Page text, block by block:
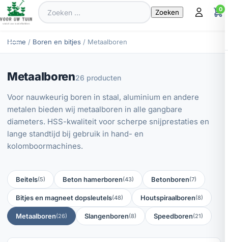
Zoeken
naar:
0
Home / Boren en bitjes / Metaalboren
Metaalboren26 producten
Voor nauwkeurig boren in staal, aluminium en andere
metalen bieden wij metaalboren in alle gangbare
diameters. HSS-kwaliteit voor scherpe snijprestaties en
lange standtijd bij gebruik in hand- en
kolomboormachines.
Beitels(5) Beton hamerboren(43) Betonboren(7)
Bitjes en magneet dopsleutels(48) Houtspiraalboren(8)
Metaalboren(26) Slangenboren(8) Speedboren(21)